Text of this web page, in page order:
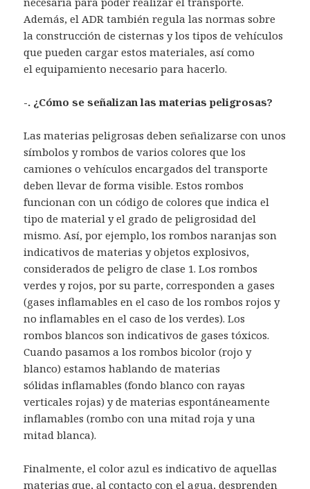
Además, el ADR también regula las normas sobre
la construcción de cisternas y los tipos de vehículos
que pueden cargar estos materiales, así como
el equipamiento necesario para hacerlo.
-. ¿Cómo se señalizan las materias peligrosas?
Las materias peligrosas deben señalizarse con unos
símbolos y rombos de varios colores que los
camiones o vehículos encargados del transporte
deben llevar de forma visible. Estos rombos
funcionan con un código de colores que indica el
tipo de material y el grado de peligrosidad del
mismo. Así, por ejemplo, los rombos naranjas son
indicativos de materias y objetos explosivos,
considerados de peligro de clase 1. Los rombos
verdes y rojos, por su parte, corresponden a gases
(gases inflamables en el caso de los rombos rojos y
no inflamables en el caso de los verdes). Los
rombos blancos son indicativos de gases tóxicos.
Cuando pasamos a los rombos bicolor (rojo y
blanco) estamos hablando de materias
sólidas inflamables (fondo blanco con rayas
verticales rojas) y de materias espontáneamente
inflamables (rombo con una mitad roja y una
mitad blanca).
Finalmente, el color azul es indicativo de aquellas
materias que, al contacto con el agua, desprenden